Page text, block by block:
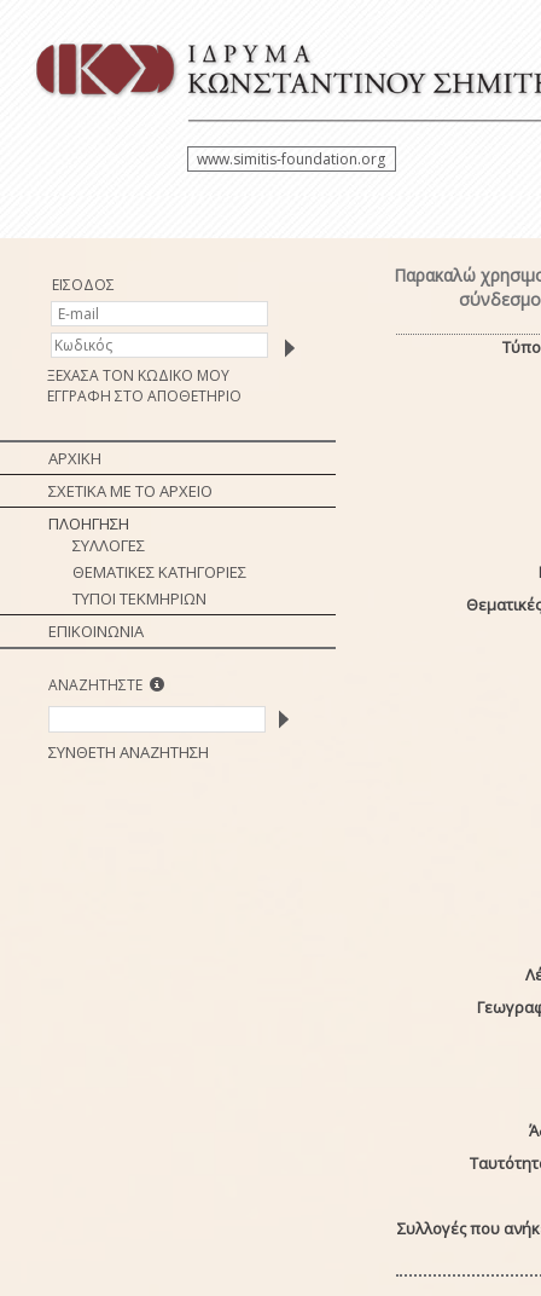
www.simitis-foundation.org
ΕΙΣΟΔΟΣ
ΞΕΧΑΣΑ ΤΟΝ ΚΩΔΙΚΟ ΜΟΥ
ΕΓΓΡΑΦΗ ΣΤΟ ΑΠΟΘΕΤΗΡΙΟ
ΑΡΧΙΚΗ
ΣΧΕΤΙΚΑ ΜΕ ΤΟ ΑΡΧΕΙΟ
ΠΛΟΗΓΗΣΗ
ΣΥΛΛΟΓΕΣ
ΘΕΜΑΤΙΚΕΣ ΚΑΤΗΓΟΡΙΕΣ
ΤΥΠΟΙ ΤΕΚΜΗΡΙΩΝ
ΕΠΙΚΟΙΝΩΝΙΑ
ΑΝΑΖΗΤΗΣΤΕ
ΣΥΝΘΕΤΗ ΑΝΑΖΗΤΗΣΗ
Παρακαλώ
Συλλογές που